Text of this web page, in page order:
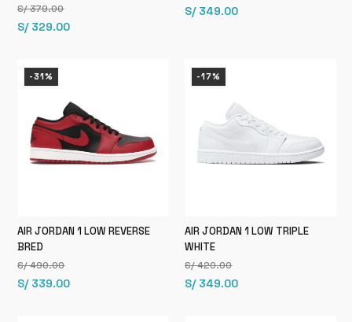
S/379.00
El
original
era:
S/ 379.00.
S/329.00El
S/ 329.00.
El
era:
S/ 490.00.
S/349.00El
-31%
AIR JORDAN 1 LOW REVERSE
BRED
S/490.00
El
S/339.00El
-17%
AIR JORDAN 1 LOW TRIPLE
WHITE
S/420.00
El
S/349.00El